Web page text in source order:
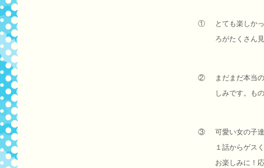
①
とても楽しか
ろがたくさん
②
まだまだ本当
しみです。も
③
可愛い女の子
１話からゲス
お楽しみに！